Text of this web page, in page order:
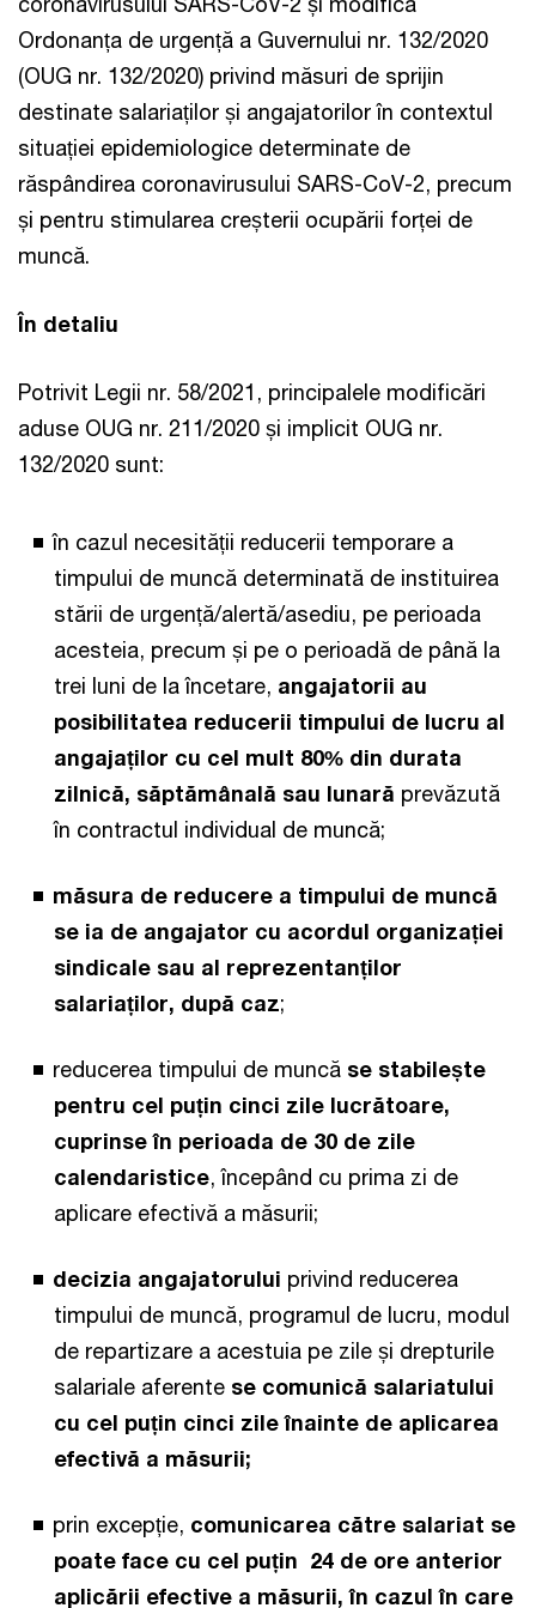
Ordonanța de urgență a Guvernului nr. 132/2020
(OUG nr. 132/2020) privind măsuri de sprijin
destinate salariaților și angajatorilor în contextul
situației epidemiologice determinate de
răspândirea coronavirusului SARS-CoV-2, precum
și pentru stimularea creșterii ocupării forței de
muncă.
În detaliu
Potrivit Legii nr. 58/2021, principalele modificări
aduse OUG nr. 211/2020 și implicit OUG nr.
132/2020 sunt:
în cazul necesității reducerii temporare a
timpului de muncă determinată de instituirea
stării de urgență/alertă/asediu, pe perioada
acesteia, precum și pe o perioadă de până la
trei luni de la încetare, angajatorii au
posibilitatea reducerii timpului de lucru al
angajaților cu cel mult 80% din durata
zilnică, săptămânală sau lunară prevăzută
în contractul individual de muncă;
măsura de reducere a timpului de muncă
se ia de angajator cu acordul organizației
sindicale sau al reprezentanților
salariaților, după caz;
reducerea timpului de muncă se stabilește
pentru cel puțin cinci zile lucrătoare,
cuprinse în perioada de 30 de zile
calendaristice, începând cu prima zi de
aplicare efectivă a măsurii;
decizia angajatorului privind reducerea
timpului de muncă, programul de lucru, modul
de repartizare a acestuia pe zile și drepturile
salariale aferente se comunică salariatului
cu cel puțin cinci zile înainte de aplicarea
efectivă a măsurii;
prin excepție, comunicarea către salariat se
poate face cu cel puțin 24 de ore anterior
aplicării efective a măsurii, în cazul în care